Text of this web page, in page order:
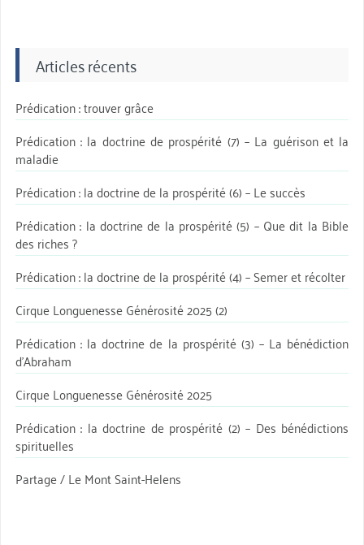
Articles récents
Prédication : trouver grâce
Prédication : la doctrine de prospérité (7) – La guérison et la
maladie
Prédication : la doctrine de la prospérité (6) – Le succès
Prédication : la doctrine de la prospérité (5) – Que dit la Bible
des riches ?
Prédication : la doctrine de la prospérité (4) – Semer et récolter
Cirque Longuenesse Générosité 2025 (2)
Prédication : la doctrine de la prospérité (3) – La bénédiction
d’Abraham
Cirque Longuenesse Générosité 2025
Prédication : la doctrine de prospérité (2) – Des bénédictions
spirituelles
Partage / Le Mont Saint-Helens